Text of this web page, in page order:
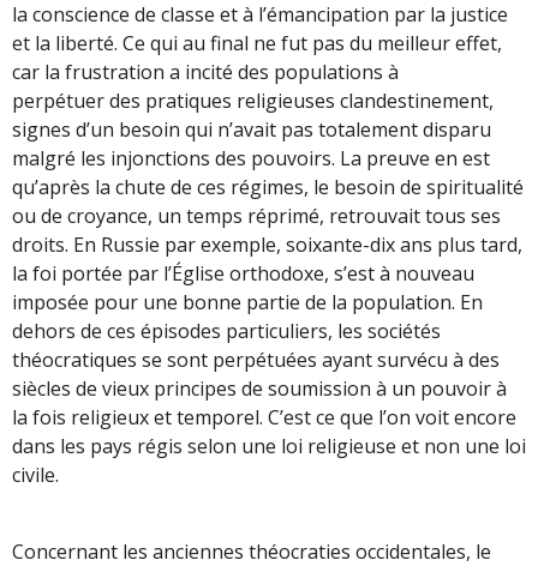
la conscience de classe et à l’émancipation par la justice
et la liberté. Ce qui au final ne fut pas du meilleur effet,
car la frustration a incité des populations à
perpétuer des pratiques religieuses clandestinement,
signes d’un besoin qui n’avait pas totalement disparu
malgré les injonctions des pouvoirs. La preuve en est
qu’après la chute de ces régimes, le besoin de spiritualité
ou de croyance, un temps réprimé, retrouvait tous ses
droits. En Russie par exemple, soixante-dix ans plus tard,
la foi portée par l’Église orthodoxe, s’est à nouveau
imposée pour une bonne partie de la population. En
dehors de ces épisodes particuliers, les sociétés
théocratiques se sont perpétuées ayant survécu à des
siècles de vieux principes de soumission à un pouvoir à
la fois religieux et temporel. C’est ce que l’on voit encore
dans les pays régis selon une loi religieuse et non une loi
civile.
Concernant les anciennes théocraties occidentales, le